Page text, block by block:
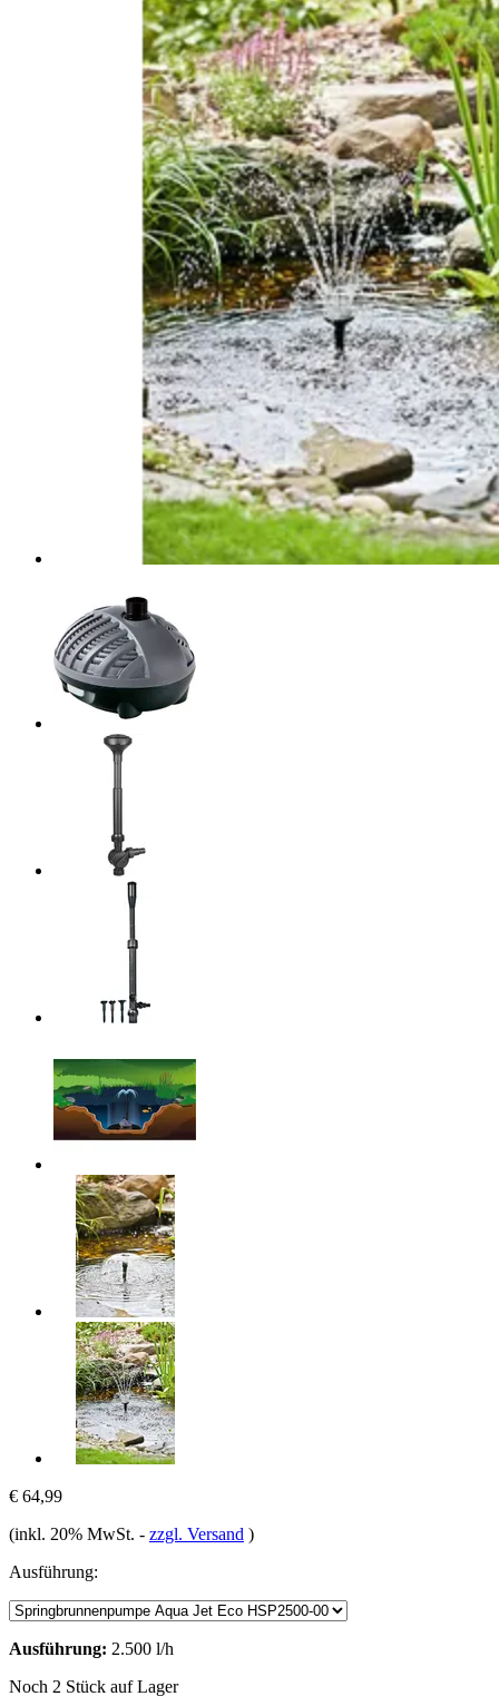
€ 64,99
(inkl. 20% MwSt. - zzgl. Versand )
Ausführung:
Ausführung: 2.500 l/h
Noch 2 Stück auf Lager